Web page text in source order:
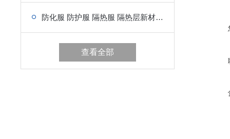
防化服 防护服 隔热服 隔热层新材料的研制工艺介绍
查看全部